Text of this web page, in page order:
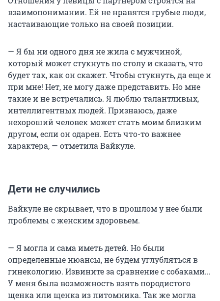
взаимопонимании. Ей не нравятся грубые люди,
настаивающие только на своей позиции.
— Я бы ни одного дня не жила с мужчиной,
который может стукнуть по столу и сказать, что
будет так, как он скажет. Чтобы стукнуть, да еще и
при мне! Нет, не могу даже представить. Но мне
такие и не встречались. Я люблю талантливых,
интеллигентных людей. Признаюсь, даже
нехороший человек может стать моим близким
другом, если он одарен. Есть что-то важнее
характера, — отметила Вайкуле.
Дети не случились
Вайкуле не скрывает, что в прошлом у нее были
проблемы с женским здоровьем.
— Я могла и сама иметь детей. Но были
определенные нюансы, не будем углубляться в
гинекологию. Извините за сравнение с собаками...
У меня была возможность взять породистого
щенка или щенка из питомника. Так же могла